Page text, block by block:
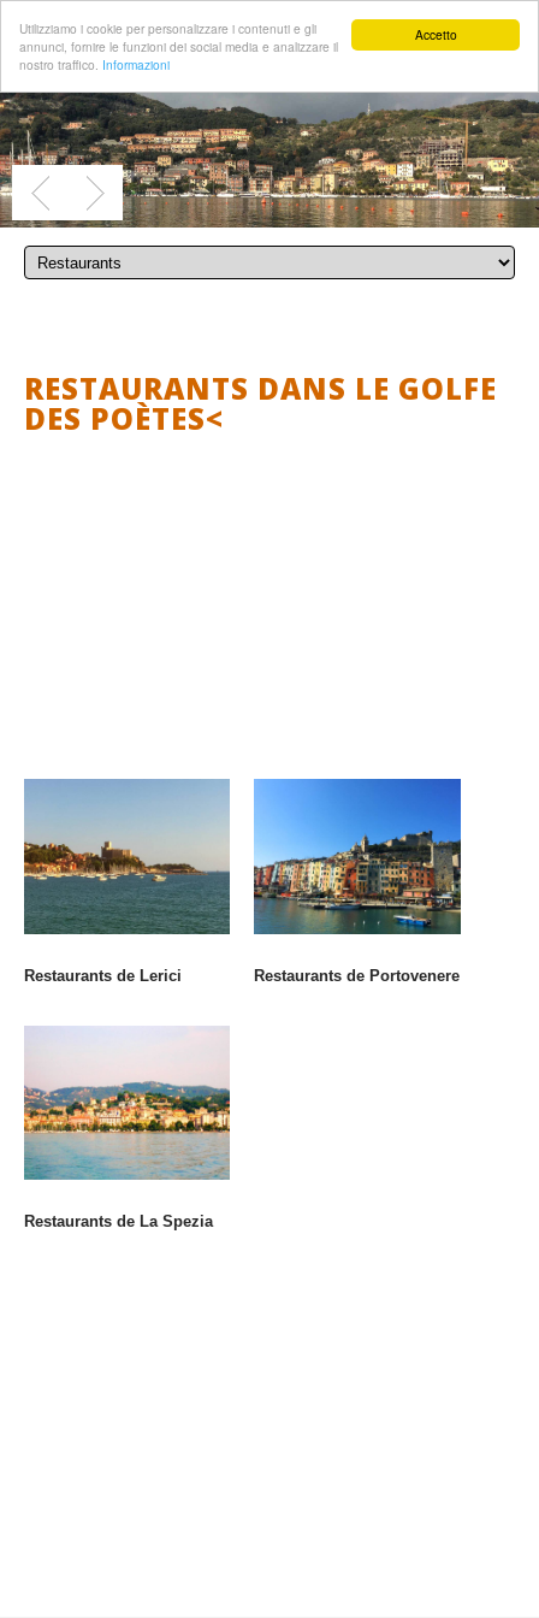
Accetto
Utilizziamo i cookie per personalizzare i contenuti e gli
annunci, fornire le funzioni dei social media e analizzare il
nostro traffico. Informazioni
RESTAURANTS DANS LE GOLFE
DES POÈTES<
Restaurants de Lerici Restaurants de Portovenere
Restaurants de La Spezia